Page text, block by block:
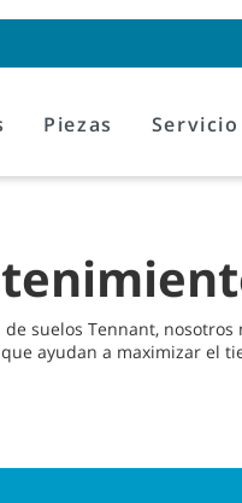
Piezas Servicio
suelos Tennant,
ayudan a maximizar el